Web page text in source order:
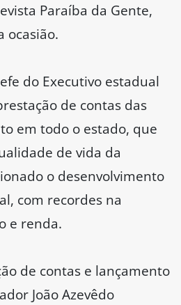
Paraíba da Gente,
ocasião.
do Executivo estadual
de contas das
em todo o estado, que
de vida da
o desenvolvimento
com recordes na
e renda.
de contas e lançamento
João Azevêdo